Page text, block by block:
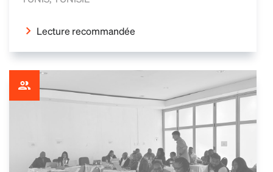
Lecture recommandée